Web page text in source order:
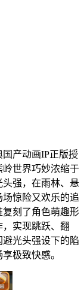
国产动画IP正版授
世界巧妙浓缩于
强，在雨林、悬
惊险又欢乐的追
刻了角色萌趣形
实现跳跃、翻
光头强设下的陷
极致快感。